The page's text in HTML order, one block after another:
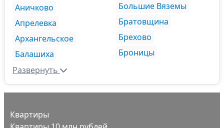
Аничково
Апрелевка
Архангельское
Балашиха
Большие Вяземы
Братовщина
Брехово
Броницы
Развернуть
Квартиры